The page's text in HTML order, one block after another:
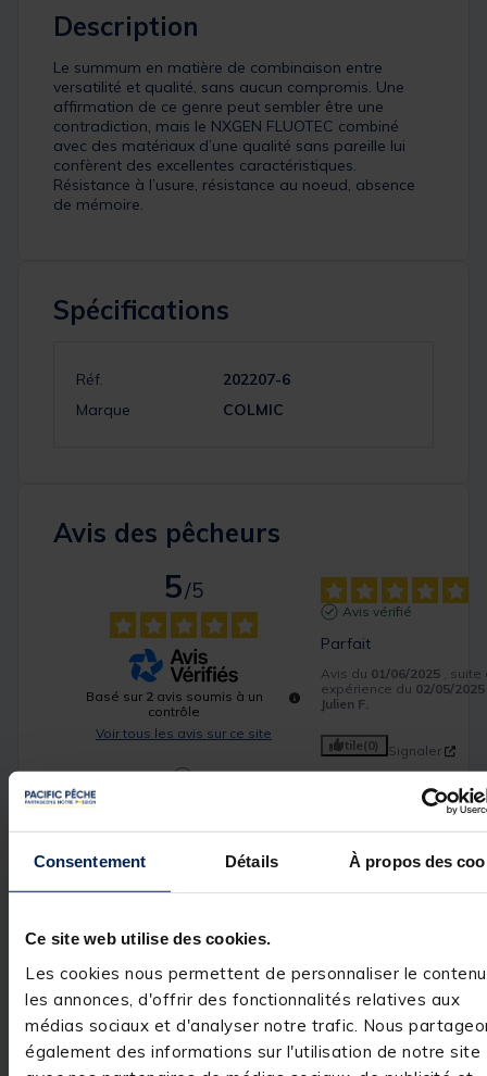
Consentement Détails À propos des
Ce site web utilise des cookies.
Les cookies nous permettent de personnaliser le
les annonces, d'offrir des fonctionnalités relatives aux
médias sociaux et d'analyser notre trafic. Nous
également des informations sur l'utilisation de notre site
Description
Le summum en matière de combinaison entre
versatilité et qualité, sans aucun compromis. Une
affirmation de ce genre peut sembler être une
contradiction, mais le NXGEN FLUOTEC combiné
avec des matériaux d’une qualité sans pareille lui
confèrent des excellentes caractéristiques.
Résistance à l’usure, résistance au noeud, absence
de mémoire.
Spécifications
Réf.
202207-6
Marque
COLMIC
Avis des pêcheurs
5
/5
Basé sur 2 avis soumis à un
contrôle
Voir tous les avis sur ce site
5étoiles
2
4étoiles
3étoiles
0
2étoiles
1étoile 0
Avis vérifié
Parfait
Avis du 01/06/2025 , suite
expérience du 02/05/2025
Julien F.
Utile(0) Signaler
Avis vérifié
Utile(0) Signaler
Réponse de
pacificpeche.com